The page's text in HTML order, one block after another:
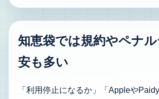
知恵袋では規約やペナ
安も多い
「利用停止になるか」「Appleや